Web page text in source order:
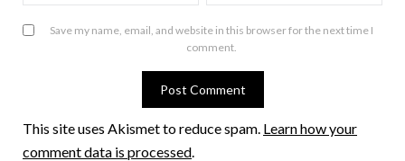
Save my name, email, and website in this browser for the next time I
comment.
This site uses Akismet to reduce spam. Learn how your
comment data is processed.